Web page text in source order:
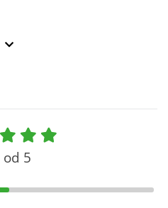
od 5